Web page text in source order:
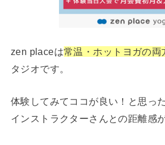
zen placeは常温・ホットヨガの両
タジオです。
体験してみてココが良い！と思っ
インストラクターさんとの距離感